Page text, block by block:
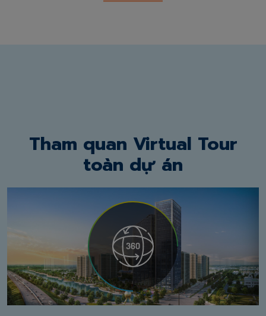
Tham quan Virtual Tour
toàn dự án